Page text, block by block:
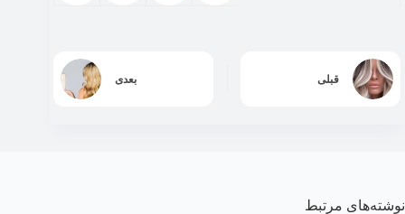
قبلی بعدی
نوشته‌های مرتبط